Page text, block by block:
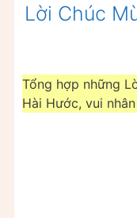
Lời Chúc
Tổng hợp những
Hài Hước, vui